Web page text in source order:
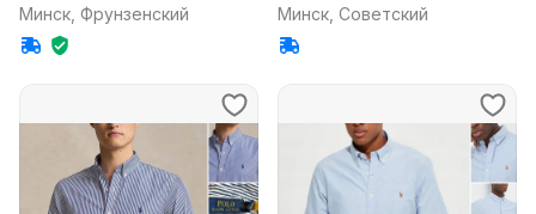
Минск, Фрунзенский Минск, Советский